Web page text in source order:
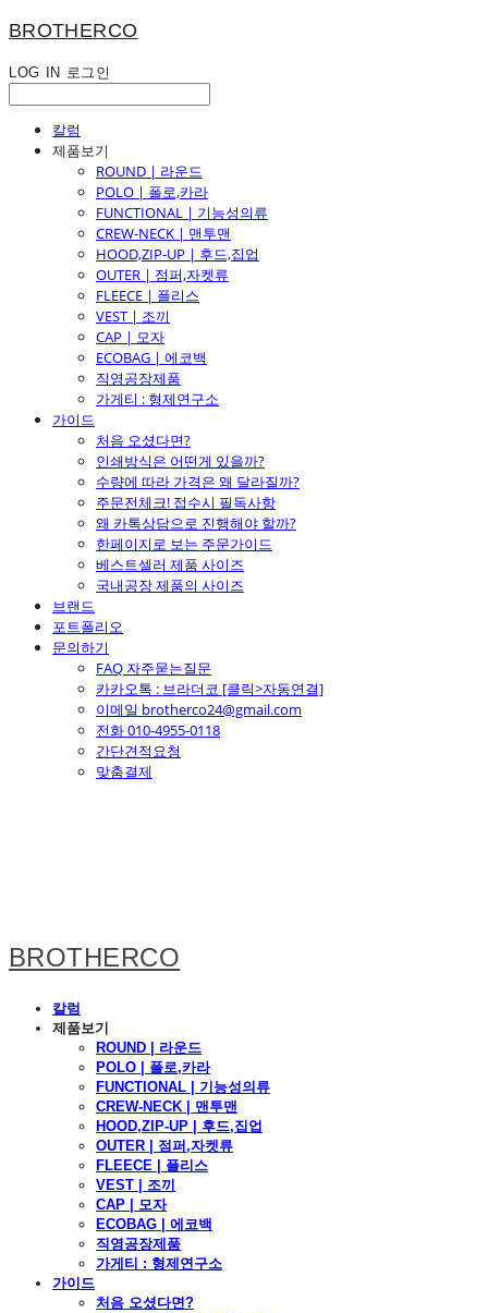
BROTHERCO
LOG IN 로그인
칼럼
제품보기
ROUND | 라운드
POLO | 폴로,카라
FUNCTIONAL | 기능성의류
CREW-NECK | 맨투맨
HOOD,ZIP-UP | 후드,집업
OUTER | 점퍼,자켓류
FLEECE | 플리스
VEST | 조끼
CAP | 모자
ECOBAG | 에코백
직영공장제품
가게티 : 형제연구소
가이드
처음 오셨다면?
인쇄방식은 어떤게 있을까?
수량에 따라 가격은 왜 달라질까?
주문전체크! 접수시 필독사항
왜 카톡상담으로 진행해야 할까?
한페이지로 보는 주문가이드
베스트셀러 제품 사이즈
국내공장 제품의 사이즈
브랜드
포트폴리오
문의하기
FAQ 자주묻는질문
카카오톡 : 브라더코 [클릭>자동연결]
이메일 brotherco24@gmail.com
전화 010-4955-0118
간단견적요청
맞춤결제
BROTHERCO
칼럼
제품보기
ROUND | 라운드
POLO | 폴로,카라
FUNCTIONAL | 기능성의류
CREW-NECK | 맨투맨
HOOD,ZIP-UP | 후드,집업
OUTER | 점퍼,자켓류
FLEECE | 플리스
VEST | 조끼
CAP | 모자
ECOBAG | 에코백
직영공장제품
가게티 : 형제연구소
가이드
처음 오셨다면?